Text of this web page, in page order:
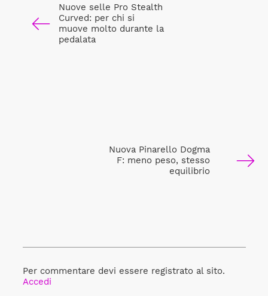
Nuove selle Pro Stealth
Curved: per chi si
muove molto durante la
pedalata
Nuova Pinarello Dogma
F: meno peso, stesso
equilibrio
Per commentare devi essere registrato al sito.
Accedi